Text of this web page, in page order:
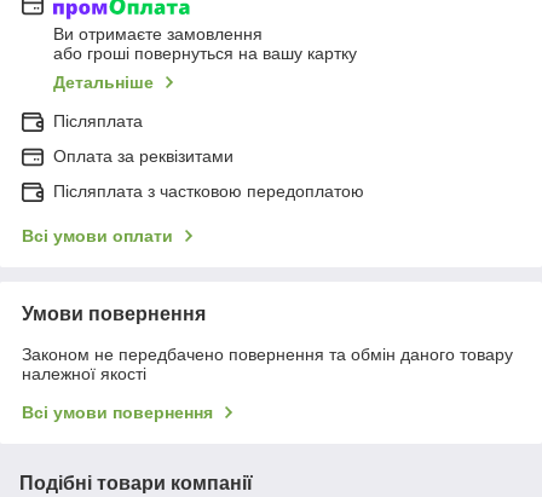
Ви отримаєте замовлення
або гроші повернуться на вашу картку
Детальніше
Післяплата
Оплата за реквізитами
Післяплата з частковою передоплатою
Всі умови оплати
Умови повернення
Законом не передбачено повернення та обмін даного товару
належної якості
Всі умови повернення
Подібні товари компанії